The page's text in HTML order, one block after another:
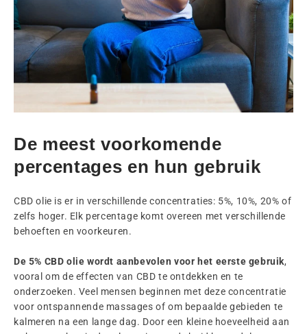
De meest voorkomende
percentages en hun gebruik
CBD olie is er in verschillende concentraties: 5%, 10%, 20% of
zelfs hoger. Elk percentage komt overeen met verschillende
behoeften en voorkeuren.
De 5% CBD olie wordt aanbevolen voor het eerste gebruik,
vooral om de effecten van CBD te ontdekken en te
onderzoeken. Veel mensen beginnen met deze concentratie
voor ontspannende massages of om bepaalde gebieden te
kalmeren na een lange dag. Door een kleine hoeveelheid aan